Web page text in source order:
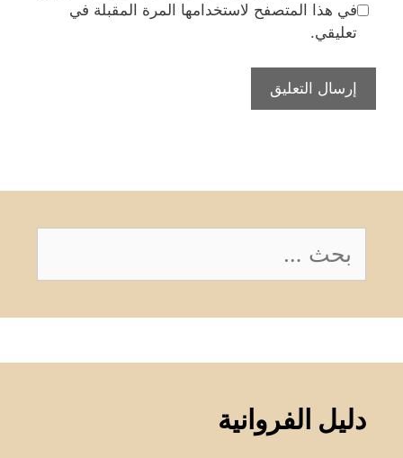
في هذا المتصفح لاستخدامها المرة المقبلة في
تعليقي.
عن:
دليل الفروانية